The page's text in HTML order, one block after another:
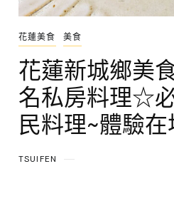
花蓮美食 美食
花蓮新城鄉美
名私房料理☆
民料理~體驗
TSUIFEN